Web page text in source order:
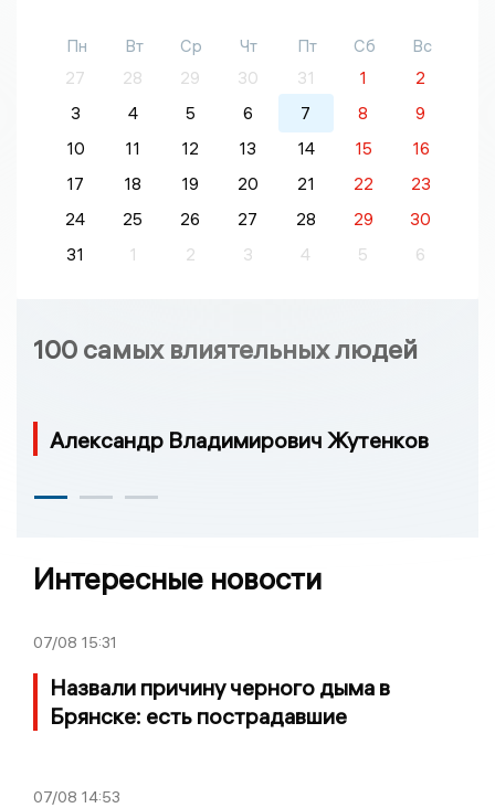
Пн Вт Ср Чт Пт Сб
Вс
27
28 29 30 31 1
2
3
4 5 6 7 8
9
10
11 12 13 14 15
16
17
18 19 20 21 22
23
24
25 26 27 28 29
30
31
1 2 3 4 5 6
100 самых влиятельных людей
Александр Владимирович Жутенков
Интересные новости
07/08 15:31
Назвали причину черного дыма в
Брянске: есть пострадавшие
07/08 14:53